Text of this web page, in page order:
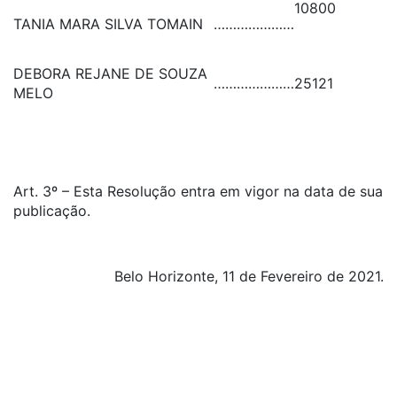
TANIA MARA SILVA TOMAIN …………………
10800
DEBORA REJANE DE SOUZA
MELO
…………………25121
Art. 3º – Esta Resolução entra em vigor na data de sua
publicação.
Belo Horizonte, 11 de Fevereiro de 2021.